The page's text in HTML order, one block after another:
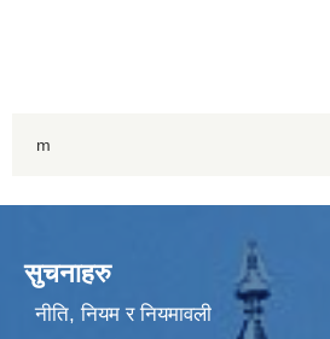
m
सुचनाहरु
नीति, नियम र नियमावली